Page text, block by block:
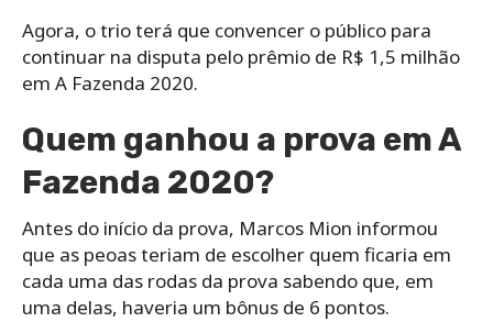
Agora, o trio terá que convencer o público para
continuar na disputa pelo prêmio de R$ 1,5 milhão
em A Fazenda 2020.
Quem ganhou a prova em A
Fazenda 2020?
Antes do início da prova, Marcos Mion informou
que as peoas teriam de escolher quem ficaria em
cada uma das rodas da prova sabendo que, em
uma delas, haveria um bônus de 6 pontos.